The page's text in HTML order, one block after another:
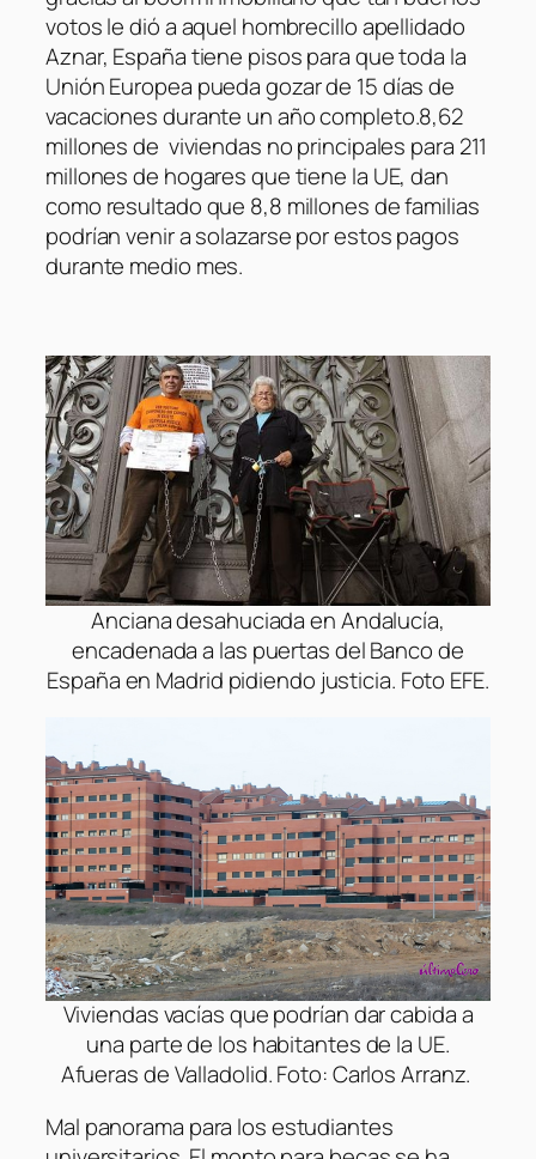
votos le dió a aquel hombrecillo apellidado
Aznar, España tiene pisos para que toda la
Unión Europea pueda gozar de 15 días de
vacaciones durante un año completo.8,62
millones de viviendas no principales para 211
millones de hogares que tiene la UE, dan
como resultado que 8,8 millones de familias
podrían venir a solazarse por estos pagos
durante medio mes.
Anciana desahuciada en Andalucía,
encadenada a las puertas del Banco de
España en Madrid pidiendo justicia. Foto EFE.
Viviendas vacías que podrían dar cabida a
una parte de los habitantes de la UE.
Afueras de Valladolid. Foto: Carlos Arranz.
Mal panorama para los estudiantes